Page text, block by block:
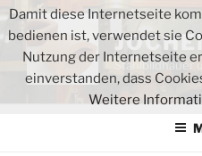
Zum
Inhalt
springen
Stahlbildhauer
Damit diese Internetseite
bedienen ist, verwendet sie
Nutzung der Internetseite
einverstanden, dass
Weitere